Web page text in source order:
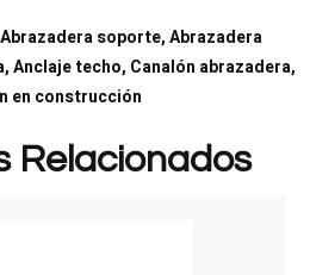
soporte, Abrazadera
Anclaje techo, Canalón abrazadera,
en construcción
Relacionados